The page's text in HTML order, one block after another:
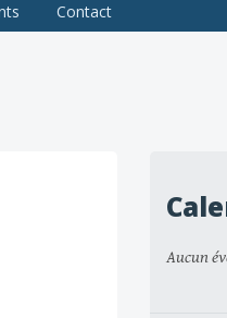
Contact
Aucun